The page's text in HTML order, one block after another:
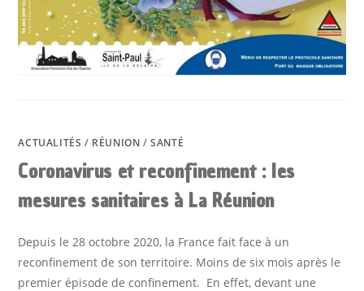
ACTUALITÉS / RÉUNION /SANTÉ
Coronavirus et reconfinement : les
mesures sanitaires à La Réunion
Depuis le 28 octobre 2020, la France fait face à un
reconfinement de son territoire. Moins de six mois après le
premier épisode de confinement. En effet, devant une